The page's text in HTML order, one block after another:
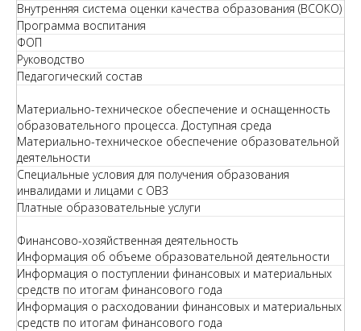
Внутренняя система оценки качества образования (ВСОКО)
Программа воспитания
ФОП
Руководство
Педагогический состав
Материально-техническое обеспечение и оснащенность
образовательного процесса. Доступная среда
Материально-техническое обеспечение образовательной
деятельности
Специальные условия для получения образования
инвалидами и лицами с ОВЗ
Платные образовательные услуги
Финансово-хозяйственная деятельность
Информация об объеме образовательной деятельности
Информация о поступлении финансовых и материальных
средств по итогам финансового года
Информация о расходовании финансовых и материальных
средств по итогам финансового года